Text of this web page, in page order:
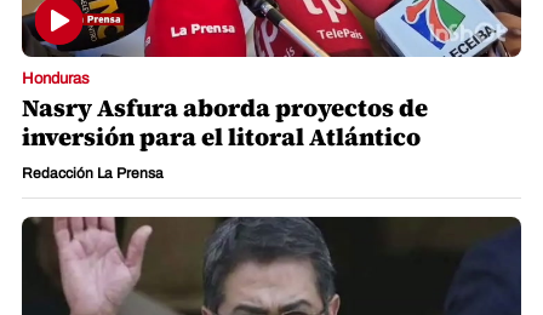
Honduras
Nasry Asfura aborda proyectos de
inversión para el litoral Atlántico
Redacción La Prensa